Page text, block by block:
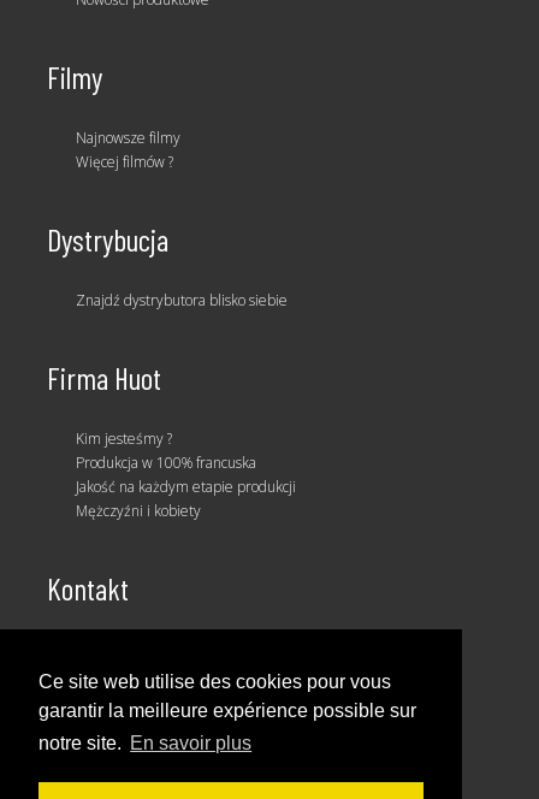
Ce site web utilise des cookies pour vous
garantir la meilleure expérience possible sur
notre site. En savoir plus
Filmy
Najnowsze filmy
Więcej filmów ?
Dystrybucja
Znajdź dystrybutora blisko siebie
Firma Huot
Kim jesteśmy ?
Produkcja w 100% francuska
Jakość na każdym etapie produkcji
Mężczyźni i kobiety
Kontakt
Informacje prawne